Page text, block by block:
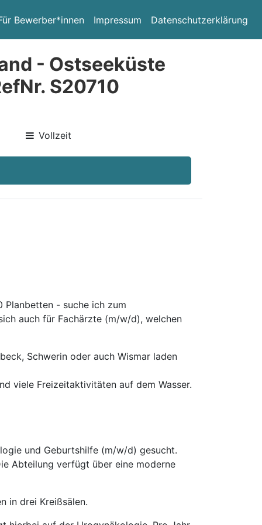
Bewerber*innen Impressum Datenschutzerklärung
- Ostseeküste
S20710
Vollzeit
Planbetten - suche ich zum
auch für Fachärzte (m/w/d), welchen
Schwerin oder auch Wismar laden
viele Freizeitaktivitäten auf dem Wasser.
und Geburtshilfe (m/w/d) gesucht.
Abteilung verfügt über eine moderne
in drei Kreißsälen.